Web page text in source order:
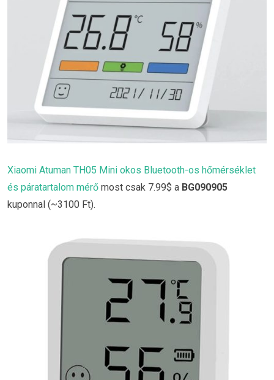
Xiaomi Atuman TH05 Mini okos Bluetooth-os hőmérséklet
és páratartalom mérő most csak 7.99$ a BG090905
kuponnal (~3100 Ft).